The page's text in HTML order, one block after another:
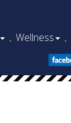
. Wellness .